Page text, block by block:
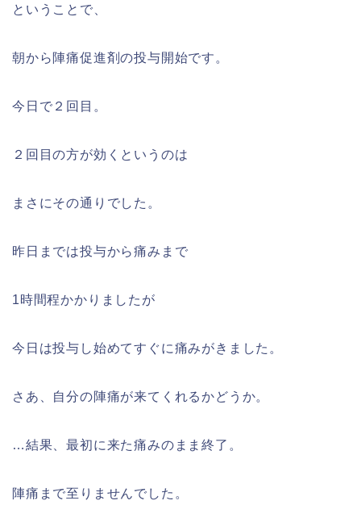
ということで、
朝から陣痛促進剤の投与開始です。
今日で２回目。
２回目の方が効くというのは
まさにその通りでした。
昨日までは投与から痛みまで
1時間程かかりましたが
今日は投与し始めてすぐに痛みがきました。
さあ、自分の陣痛が来てくれるかどうか。
…結果、最初に来た痛みのまま終了。
陣痛まで至りませんでした。